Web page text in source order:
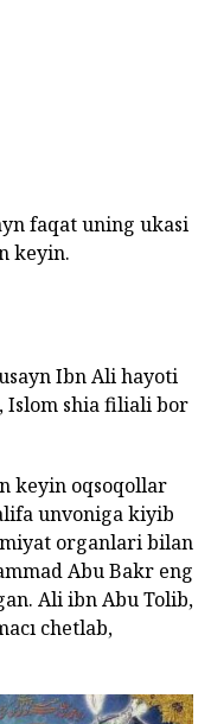
faqat uning ukasi
keyin.
Ibn Ali hayoti
Islom shia filiali bor
keyin oqsoqollar
unvoniga kiyib
organlari bilan
Abu Bakr eng
Ali ibn Abu Tolib,
chetlab,